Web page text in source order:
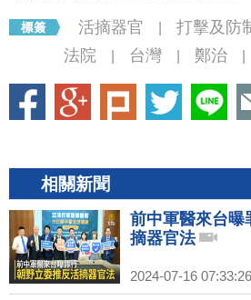
活摘器官 打擊及防
法院
台灣 鄭治
相關新聞
前中軍醫來台曝
摘器官法
2024-07-16 07:33:26